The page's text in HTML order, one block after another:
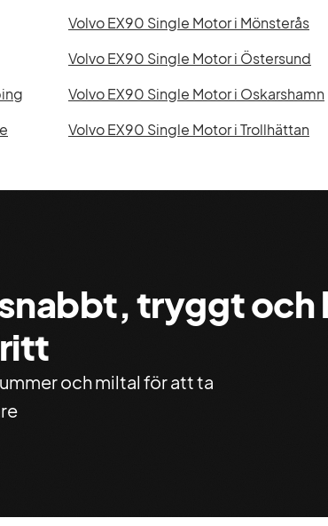
Volvo EX90 Single Motor i Mönsterås
Volvo EX90 Single Motor i Östersund
Volvo EX90 Single Motor i Oskarshamn
Volvo EX90 Single Motor i Trollhättan
tryggt och
och miltal för att ta